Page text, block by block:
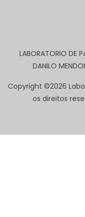
LABORATORIO DE
DANILO
Copyright ©2026
os direitos